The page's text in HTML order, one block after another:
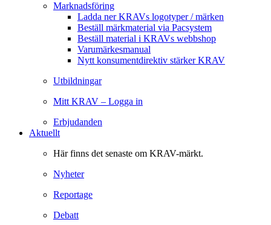
Marknadsföring
Ladda ner KRAVs logotyper / märken
Beställ märkmaterial via Pacsystem
Beställ material i KRAVs webbshop
Varumärkesmanual
Nytt konsumentdirektiv stärker KRAV
Utbildningar
Mitt KRAV – Logga in
Erbjudanden
Aktuellt
Här finns det senaste om KRAV-märkt.
Nyheter
Reportage
Debatt